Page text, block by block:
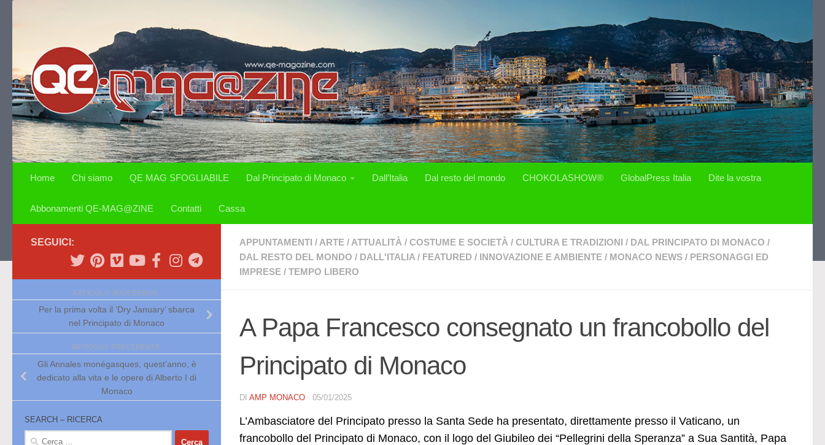
Home Chi siamo QE MAG SFOGLIABILE Dal Principato di Monaco Dall’Italia Dal resto del mondo CHOKOLASHOW® GlobalPress Italia Dite la vostra
Abbonamenti QE-MAG@ZINE Contatti Cassa
APPUNTAMENTI / ARTE / ATTUALITÀ / COSTUME E SOCIETÀ / CULTURA E TRADIZIONI / DAL PRINCIPATO DI MONACO /
DAL RESTO DEL MONDO / DALL'ITALIA / FEATURED / INNOVAZIONE E AMBIENTE / MONACO NEWS / PERSONAGGI ED
IMPRESE / TEMPO LIBERO
A Papa Francesco consegnato un francobollo del
Principato di Monaco
DI AMP MONACO · 05/01/2025
L’Ambasciatore del Principato presso la Santa Sede ha presentato, direttamente presso il Vaticano, un
francobollo del Principato di Monaco, con il logo del Giubileo dei “Pellegrini della Speranza” a Sua Santità, Papa
SEGUICI:
ARTICOLO SUCCESSIVO
Per la prima volta il ‘Dry January’ sbarca
nel Principato di Monaco
ARTICOLO PRECEDENTE
Gli Annales monégasques, quest’anno, è
dedicato alla vita e le opere di Alberto I di
Monaco
SEARCH – RICERCA
Ricerca